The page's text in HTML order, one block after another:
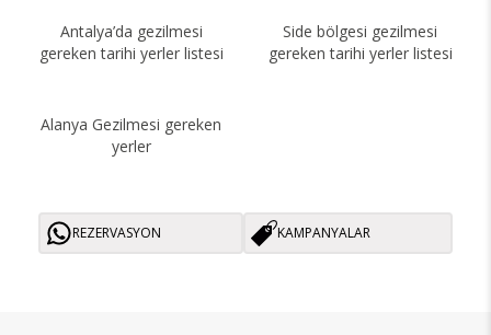
Antalya’da gezilmesi
gereken tarihi yerler listesi
Side bölgesi gezilmesi
gereken tarihi yerler listesi
Alanya Gezilmesi gereken
yerler
REZERVASYON KAMPANYALAR